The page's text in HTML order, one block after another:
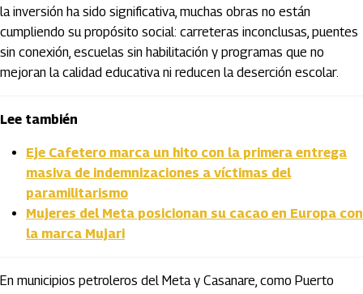
la inversión ha sido significativa, muchas obras no están
cumpliendo su propósito social: carreteras inconclusas, puentes
sin conexión, escuelas sin habilitación y programas que no
mejoran la calidad educativa ni reducen la deserción escolar.
Lee también
Eje Cafetero marca un hito con la primera entrega
masiva de indemnizaciones a víctimas del
paramilitarismo
Mujeres del Meta posicionan su cacao en Europa con
la marca Mujari
En municipios petroleros del Meta y Casanare, como Puerto